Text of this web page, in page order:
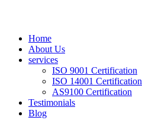
Home
About Us
services
ISO 9001 Certification
ISO 14001 Certification
AS9100 Certification
Testimonials
Blog